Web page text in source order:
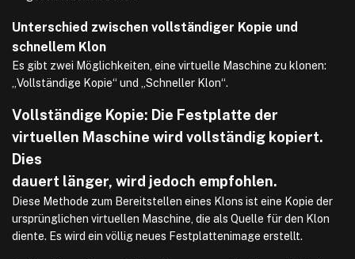
Unterschied zwischen vollständiger Kopie und
schnellem Klon
Es gibt zwei Möglichkeiten, eine virtuelle Maschine zu klonen:
„Vollständige Kopie“ und „Schneller Klon“.
Vollständige Kopie: Die Festplatte der
virtuellen Maschine wird vollständig kopiert.
Dies
dauert länger, wird jedoch empfohlen.
Diese Methode zum Bereitstellen eines Klons ist eine Kopie der
ursprünglichen virtuellen Maschine, die als Quelle für den Klon
diente. Es wird ein völlig neues Festplattenimage erstellt.